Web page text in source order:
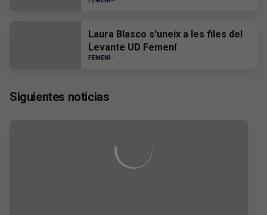
Laura Blasco s'uneix a les files del
Levante UD Femení
FEMENÍ
Siguientes noticias